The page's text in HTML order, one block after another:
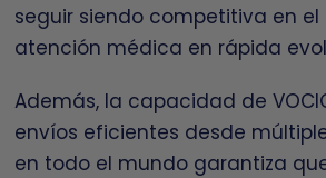
seguir siendo competitiva en
atención médica en rápida
Además, la capacidad de
envíos eficientes desde
en todo el mundo garantiza